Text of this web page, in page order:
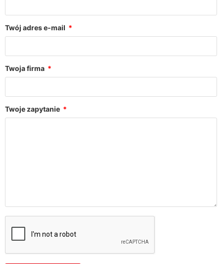
Twój adres e-mail
Twoja firma
Twoje zapytanie